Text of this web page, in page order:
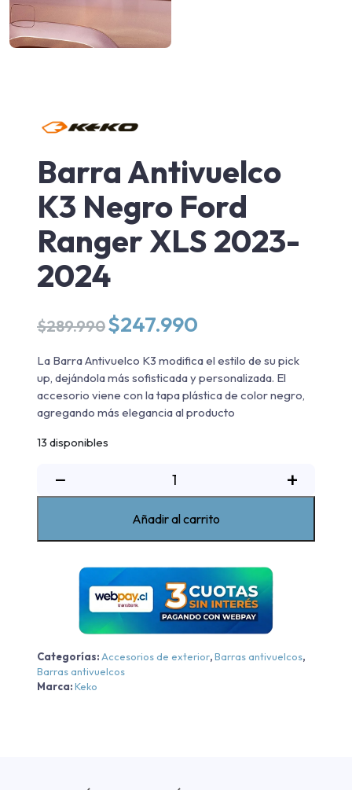
Barra Antivuelco
K3 Negro Ford
Ranger XLS 2023-
2024
$289.990 El
precio
original
era:
$289.990.
$247.990
actual
es:
$247.990.
La Barra Antivuelco K3 modifica el estilo de su pick
up, dejándola más sofisticada y personalizada. El
accesorio viene con la tapa plástica de color negro,
agregando más elegancia al producto
13 disponibles
−
Ranger
XLS
2023-
2024
+
Añadir al carrito
Categorías:Accesorios de exterior,Barras antivuelcos,
Barras antivuelcos
Marca:Keko